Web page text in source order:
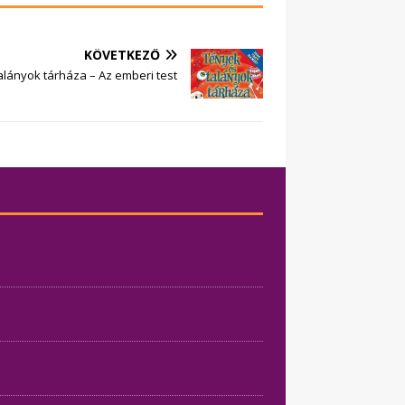
KÖVETKEZŐ
tárháza – Az emberi test